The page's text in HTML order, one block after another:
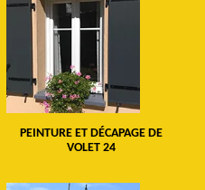
PEINTURE ET DÉCAPAGE DE
VOLET 24